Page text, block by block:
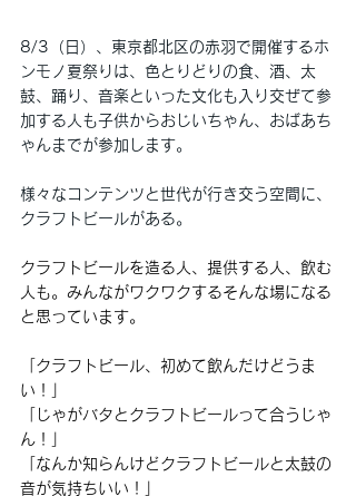
8/3（日）、東京都北区の赤羽で開催するホ
ンモノ夏祭りは、色とりどりの食、酒、太
鼓、踊り、音楽といった文化も入り交ぜて参
加する人も子供からおじいちゃん、おばあち
ゃんまでが参加します。
様々なコンテンツと世代が行き交う空間に、
クラフトビールがある。
クラフトビールを造る人、提供する人、飲む
人も。みんながワクワクするそんな場になる
と思っています。
「クラフトビール、初めて飲んだけどうま
い！」
「じゃがバタとクラフトビールって合うじゃ
ん！」
「なんか知らんけどクラフトビールと太鼓の
音が気持ちいい！」